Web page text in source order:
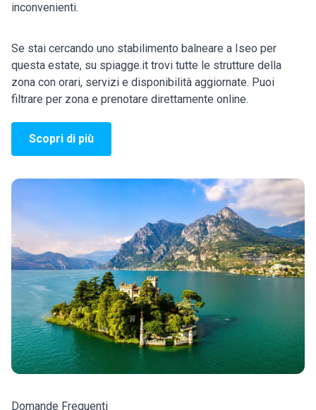
inconvenienti.
Se stai cercando uno stabilimento balneare a Iseo per
questa estate, su spiagge.it trovi tutte le strutture della
zona con orari, servizi e disponibilità aggiornate. Puoi
filtrare per zona e prenotare direttamente online.
Scopri di più
Domande Frequenti